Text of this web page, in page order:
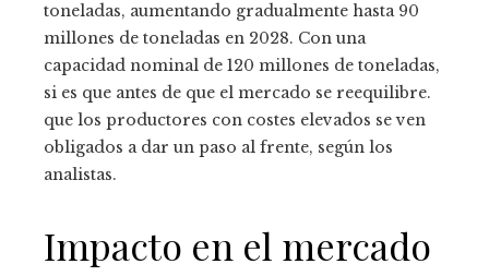
toneladas, aumentando gradualmente hasta 90
millones de toneladas en 2028. Con una
capacidad nominal de 120 millones de toneladas,
si es que antes de que el mercado se reequilibre.
que los productores con costes elevados se ven
obligados a dar un paso al frente, según los
analistas.
Impacto en el mercado